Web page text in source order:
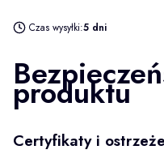
Czas wysyłki:5 dni
produktu
Certyfikaty i